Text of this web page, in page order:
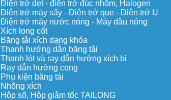
Điện trở dẹt - điện trở đúc nhôm, Halogen
Điện trở máy sấy - Điện trở que - Điện trở U
Điện trở máy nước nóng - Máy dầu nóng
Xích long cốt
Băng tải xích dạng khóa
Thanh hướng dẫn băng tải
Thanh lót và ray dẫn hướng xích bi
Ray dẫn hướng cong
Phụ kiện băng tải
Nhông xích
Hộp số, Hộp giảm tốc TAILONG